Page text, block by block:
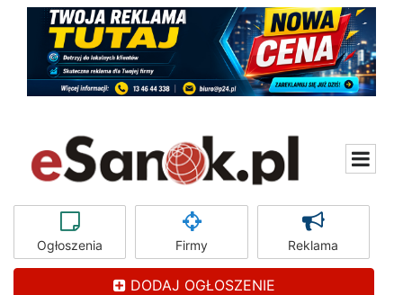
Ogłoszenia Firmy Reklama
DODAJ OGŁOSZENIE